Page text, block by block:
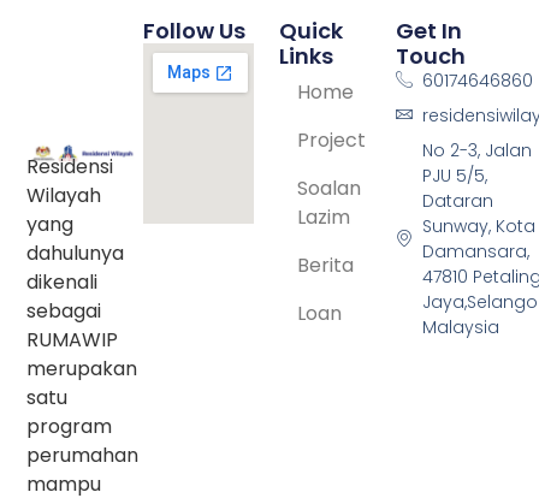
Residensi
Wilayah
yang
dahulunya
dikenali
sebagai
RUMAWIP
merupakan
satu
program
perumahan
mampu
Quick
Links
Home
Project
Soalan
Lazim
Berita
Loan
Get In
Touch
60174646860
No 2-3, Jalan
PJU 5/5,
Dataran
Sunway, Kota
Damansara,
47810
Malaysia
Follow Us